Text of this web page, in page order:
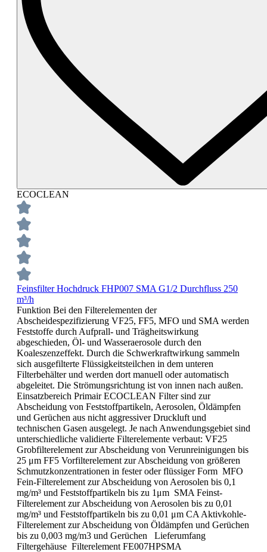
ECOCLEAN
Feinsfilter Hochdruck FHP007 SMA G1/2 Durchfluss 250
m³/h
Funktion Bei den Filterelementen der
Abscheidespezifizierung VF25, FF5, MFO und SMA werden
Feststoffe durch Aufprall- und Trägheitswirkung
abgeschieden, Öl- und Wasseraerosole durch den
Koaleszenzeffekt. Durch die Schwerkraftwirkung sammeln
sich ausgefilterte Flüssigkeitsteilchen in dem unteren
Filterbehälter und werden dort manuell oder automatisch
abgeleitet. Die Strömungsrichtung ist von innen nach außen.
Einsatzbereich Primair ECOCLEAN Filter sind zur
Abscheidung von Feststoffpartikeln, Aerosolen, Öldämpfen
und Gerüchen aus nicht aggressiver Druckluft und
technischen Gasen ausgelegt. Je nach Anwendungsgebiet sind
unterschiedliche validierte Filterelemente verbaut: VF25
Grobfilterelement zur Abscheidung von Verunreinigungen bis
25 μm FF5 Vorfilterelement zur Abscheidung von größeren
Schmutzkonzentrationen in fester oder flüssiger Form MFO
Fein-Filterelement zur Abscheidung von Aerosolen bis 0,1
mg/m³ und Feststoffpartikeln bis zu 1μm SMA Feinst-
Filterelement zur Abscheidung von Aerosolen bis zu 0,01
mg/m³ und Feststoffpartikeln bis zu 0,01 μm CA Aktivkohle-
Filterelement zur Abscheidung von Öldämpfen und Gerüchen
bis zu 0,003 mg/m3 und Gerüchen Lieferumfang
Filtergehäuse Filterelement FE007HPSMA